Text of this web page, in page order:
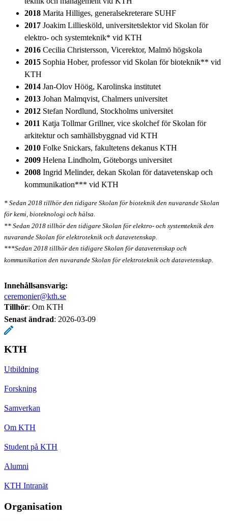
2018 Marita Hilliges, generalsekreterare SUHF
2017 Joakim Lilliesköld, universitetslektor vid Skolan för
elektro- och systemteknik* vid KTH
2016 Cecilia Christersson, Vicerektor, Malmö högskola
2015 Sophia Hober, professor vid Skolan för bioteknik** vid
KTH
2014 Jan-Olov Höög, Karolinska institutet
2013 Johan Malmqvist, Chalmers universitet
2012 Stefan Nordlund, Stockholms universitet
2011 Katja Tollmar Grillner, vice skolchef för Skolan för
arkitektur och samhällsbyggnad vid KTH
2010 Folke Snickars, fakultetens dekanus KTH
2009 Helena Lindholm, Göteborgs universitet
2008 Ingrid Melinder, dekan Skolan för datavetenskap och
kommunikation*** vid KTH
* Sedan 2018 tillhör den tidigare Skolan för bioteknik den nuvarande Skolan
för kemi, bioteknologi och hälsa.
** Sedan 2018 tillhör den tidigare Skolan för elektro- och systemteknik den
nuvarande Skolan för elektroteknik och datavetenskap.
***Sedan 2018 tillhör den tidigare Skolan för datavetenskap och
kommunikation den nuvarande Skolan för elektroteknik och datavetenskap.
Innehållsansvarig:
ceremonier@kth.se
Tillhör: Om KTH
Senast ändrad: 2026-03-09
KTH
Utbildning
Forskning
Samverkan
Om KTH
Student på KTH
Alumni
KTH Intranät
Organisation